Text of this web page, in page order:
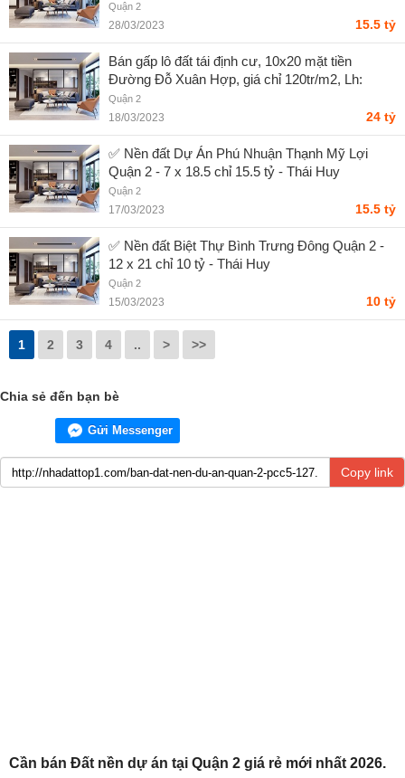
Quận 2
28/03/2023 15.5 tỷ
Bán gấp lô đất tái định cư, 10x20 mặt tiền
Đường Đỗ Xuân Hợp, giá chỉ 120tr/m2, Lh:
0388668882 gặp Tâm ( zalo ) - Phạm Văn Tâm
Quận 2
18/03/2023 24 tỷ
✅ Nền đất Dự Án Phú Nhuận Thạnh Mỹ Lợi
Quận 2 - 7 x 18.5 chỉ 15.5 tỷ - Thái Huy
Quận 2
17/03/2023 15.5 tỷ
✅ Nền đất Biệt Thự Bình Trưng Đông Quận 2 -
12 x 21 chỉ 10 tỷ - Thái Huy
Quận 2
15/03/2023 10 tỷ
1 2 3 4 .. > >>
Chia sẻ đến bạn bè
Gửi Messenger
Copy link
Cần bán Đất nền dự án tại Quận 2 giá rẻ mới nhất 2026.